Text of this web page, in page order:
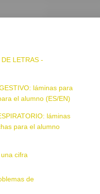
LETRAS -
láminas para
el alumno (ES/EN)
láminas
para el alumno
cifra
de